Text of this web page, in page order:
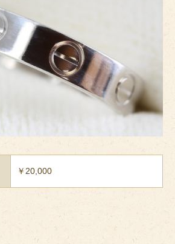
￥20,000